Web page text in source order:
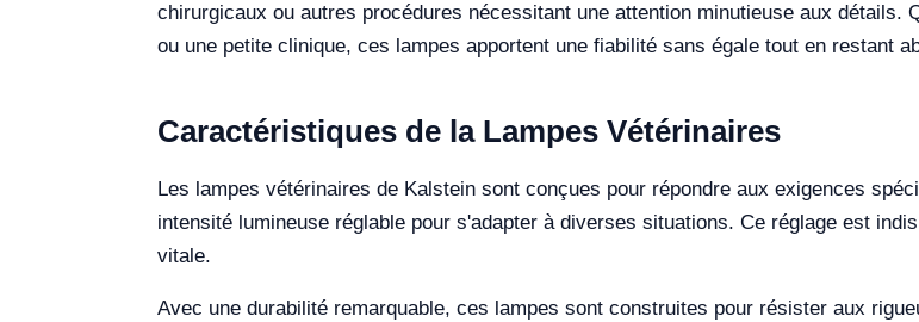
chirurgicaux ou autres procédures nécessitant une attention minutieuse aux détails.
ou une petite clinique, ces lampes apportent une fiabilité sans égale tout en restant
Caractéristiques de la Lampes Vétérinaires
Les lampes vétérinaires de Kalstein sont conçues pour répondre aux exigences
intensité lumineuse réglable pour s'adapter à diverses situations. Ce réglage est
vitale.
Avec une durabilité remarquable, ces lampes sont construites pour résister aux